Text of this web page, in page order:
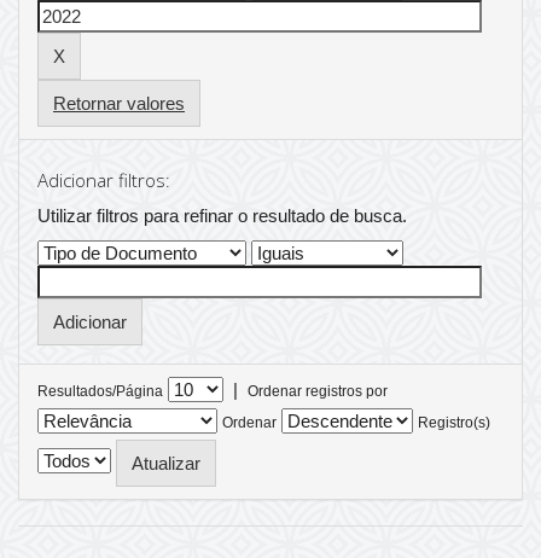
Retornar valores
Adicionar filtros:
Utilizar filtros para refinar o resultado de busca.
Resultados/Página |
Ordenar registros por
Ordenar
Registro(s)